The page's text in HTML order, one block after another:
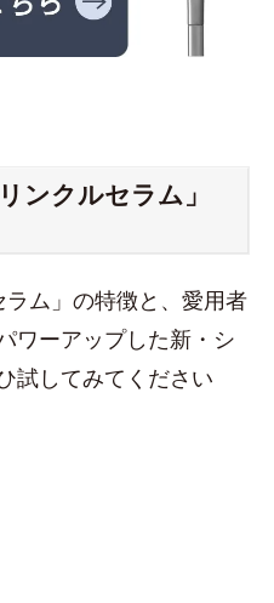
ンクルセラム」
ラム」の特徴と、愛用者
ワーアップした新・シ
試してみてください